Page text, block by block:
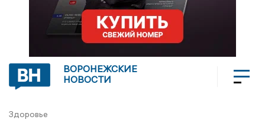
ВОРОНЕЖСКИЕ
НОВОСТИ
Здоровье